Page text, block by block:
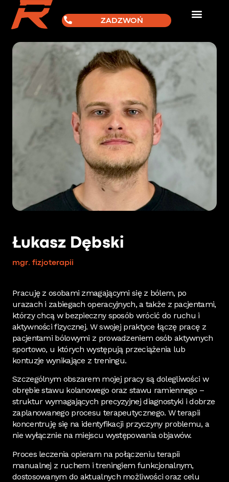
ZADZWOŃ
Łukasz Dębski
mgr. fizjoterapii
Pracuję z osobami zmagającymi się z bólem, po
urazach i zabiegach operacyjnych, a także z pacjentami,
którzy chcą w bezpieczny sposób wrócić do ruchu i
aktywności fizycznej. W swojej praktyce łączę pracę z
pacjentami bólowymi z prowadzeniem osób aktywnych
sportowo, u których występują przeciążenia lub
kontuzje wynikające z treningu.
Szczególnym obszarem mojej pracy są dolegliwości w
obrębie stawu kolanowego oraz stawu ramiennego –
struktur wymagających precyzyjnej diagnostyki i dobrze
zaplanowanego procesu terapeutycznego. W terapii
koncentruję się na identyfikacji przyczyny problemu, a
nie wyłącznie na miejscu występowania objawów.
Proces leczenia opieram na połączeniu terapii
manualnej z ruchem i treningiem funkcjonalnym,
dostosowanym do aktualnych możliwości oraz celu